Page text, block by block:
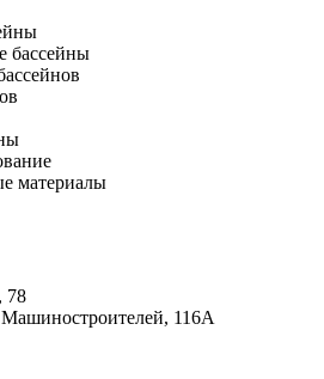
бассейны
материалы
78
116A